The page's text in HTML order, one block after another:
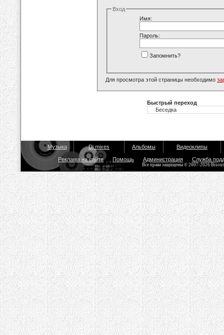
Вход
Имя:
Пароль:
Запомнить?
Для просмотра этой страницы необходимо
Быстрый переход
Музыка Dj mixes Альбомы Видеоклипы
Реклама на сайте Помощь Администрация Служба
Все права защищены © 2007-2026